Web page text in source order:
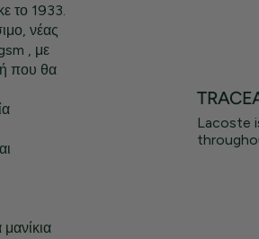
το 1933.
νέας
, με
που θα
Lacoste